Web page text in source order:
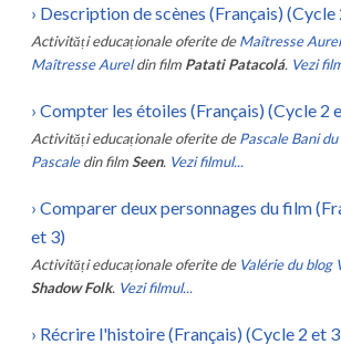
› Description de scènes (Français) (Cycle
Activități educaționale oferite de Maîtresse
Maîtresse Aurel din film Patati Patacolá. Vezi
› Compter les étoiles (Français) (Cycle 2
Activități educaționale oferite de Pascale Bani
Pascale din filmSeen. Vezi filmul...
› Comparer deux personnages du film
et 3)
Activități educaționale oferite de Valérie du blog
Shadow Folk. Vezi filmul...
› Récrire l'histoire (Français) (Cycle 2 et